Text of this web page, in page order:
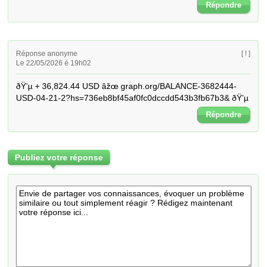
Répondre
Réponse anonyme
Le 22/05/2026 é 19h02
[ ! ]
ðŸ’µ + 36,824.44 USD âžœ graph.org/BALANCE-3682444-
USD-04-21-2?hs=736eb8bf45af0fc0dccdd543b3fb67b3& ðŸ’µ
Répondre
Publiez votre réponse